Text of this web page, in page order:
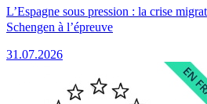
L’Espagne sous pression : la crise
Schengen à l’épreuve
31.07.2026